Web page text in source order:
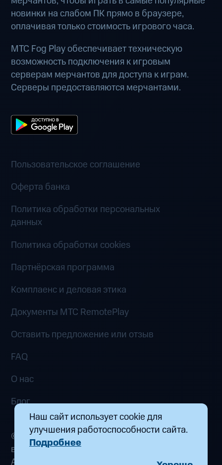
Наш сайт использует cookie для
улучшения работоспособности сайта.
Подробнее
новинки на слабом ПК прямо в браузере,
оплачивая только стоимость игрового часа.
МТС Fog Play обеспечивает техническую
возможность подключения к игровым
серверам мерчантов для доступа к играм.
Серверы предоставляются мерчантами.
Пользовательское соглашение
Оферта банка
Политика обработки персональных
данных
Политика обработки cookies
Партнёрская программа
Комплаенс и деловая этика
Документы MTC RemotePlay
Оставить предложение или отзыв
FAQ
О нас
Блог
© 2026 ООО «Маркетплейс распределенных
вычислений». Все права защищены
Адрес: 115432, г. Москва, пр-кт Андропова, д.